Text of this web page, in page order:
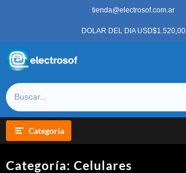
tienda@electrosof.com.ar
DOLAR DEL DIA USD$1.520,00
Categoría
Categoría: Celulares